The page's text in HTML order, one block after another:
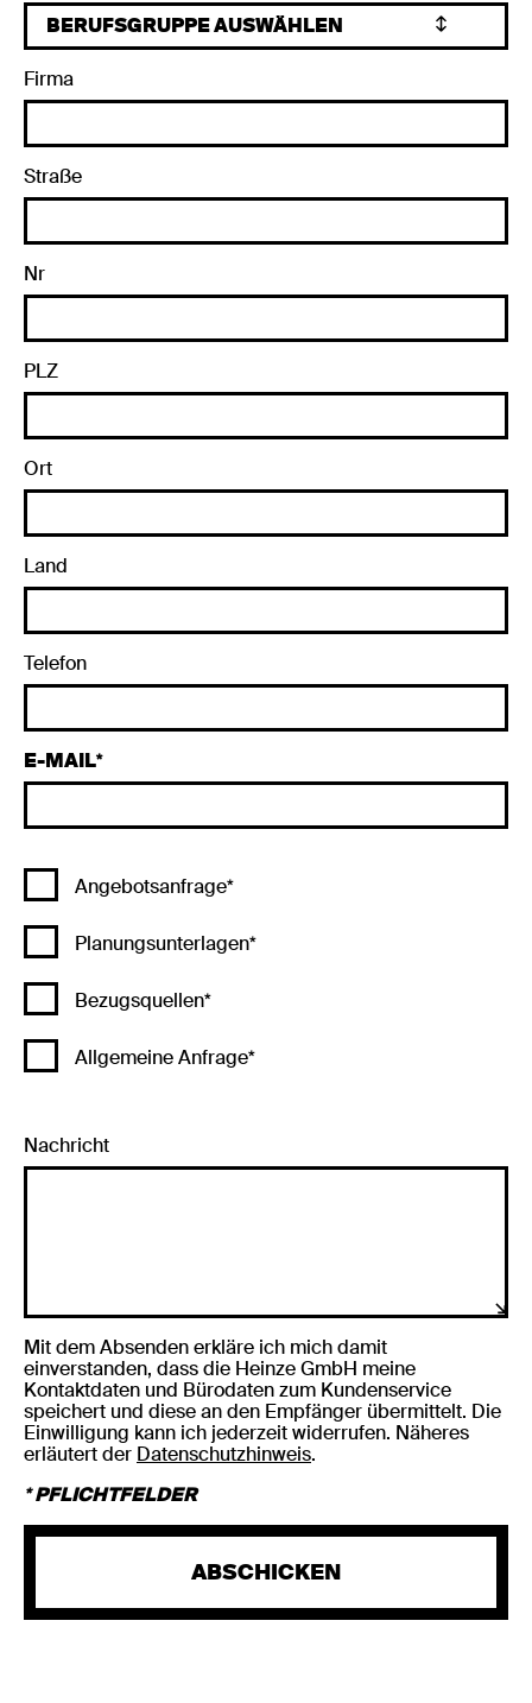
Firma
Straße
Nr
PLZ
Ort
Land
Telefon
E-MAIL
Angebotsanfrage*
Planungsunterlagen*
Bezugsquellen*
Allgemeine Anfrage*
Nachricht
Mit dem Absenden erkläre ich mich damit
einverstanden, dass die Heinze GmbH meine
Kontaktdaten und Bürodaten zum Kundenservice
speichert und diese an den Empfänger übermittelt. Die
Einwilligung kann ich jederzeit widerrufen. Näheres
erläutert der Datenschutzhinweis.
* PFLICHTFELDER
ABSCHICKEN